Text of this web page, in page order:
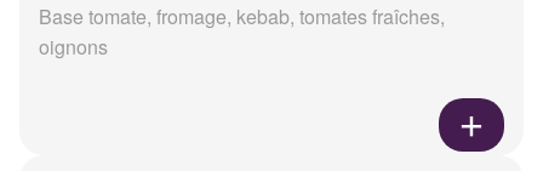
Base tomate, fromage, kebab, tomates fraîches,
oignons